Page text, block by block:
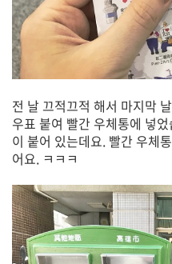
전 날 끄적끄적 해서 마지막
우표 붙여 빨간 우체통에 넣
이 붙어 있는데요. 빨간 우체
어요. ㅋㅋㅋ